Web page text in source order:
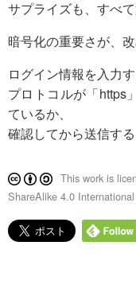
サプライズも、すべ
暗号化の重要さが、
ログイン情報を入力す
プロトコルが「https
ているか、
確認してから送信す
This work is
ShareAlike 4.0